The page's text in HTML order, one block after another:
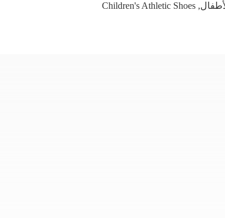
,
Children's Athletic Shoes